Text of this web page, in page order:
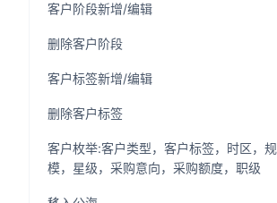
客户阶段新增/编辑
删除客户阶段
客户标签新增/编辑
删除客户标签
客户枚举:客户类型，客户标签，时区，规
模，星级，采购意向，采购额度，职级